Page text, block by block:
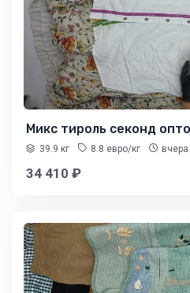
Микс тироль секонд
39.9 кг 8.8 евро/кг вчера
34 410 ₽